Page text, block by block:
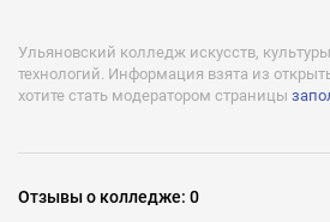
Военная кафедра:
Нет
Лицензии:
№2817 от 26 февраля 2016 года, 73Л01
Ульяновский колледж искусств,
технологий. Информация взята из
хотите стать модератором страницы
Отзывыо колледже: 0